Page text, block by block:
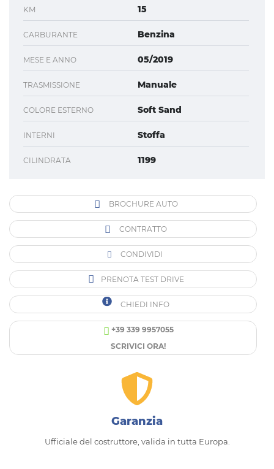
KM 15
CARBURANTE Benzina
MESE E ANNO 05/2019
TRASMISSIONE Manuale
COLORE ESTERNO Soft Sand
INTERNI Stoffa
CILINDRATA 1199
BROCHURE AUTO
CONTRATTO
CONDIVIDI
PRENOTA TEST DRIVE
CHIEDI INFO
+39 339 9957055
SCRIVICI ORA!
Garanzia
Ufficiale del costruttore, valida in tutta Europa.